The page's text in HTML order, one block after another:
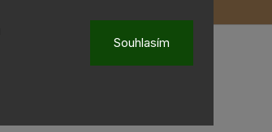
Souhlasím